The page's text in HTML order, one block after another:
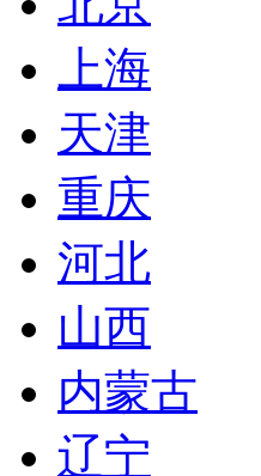
上海
天津
重庆
河北
山西
内蒙古
辽宁